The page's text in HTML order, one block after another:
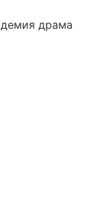
драма